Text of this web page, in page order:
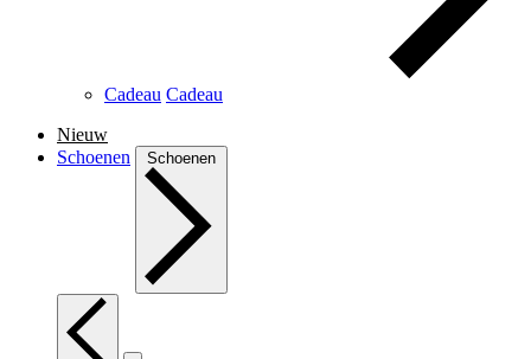
Cadeau Cadeau
Nieuw
Schoenen
Schoenen